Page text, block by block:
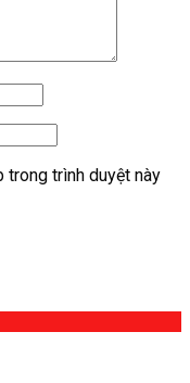
trong trình duyệt này